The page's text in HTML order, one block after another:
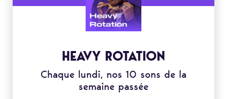
HEAVY ROTATION
Chaque lundi, nos 10 sons de la
semaine passée